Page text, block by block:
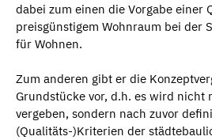
dabei zum einen die Vorgabe einer
preisgünstigem Wohnraum bei der
für Wohnen.
Zum anderen gibt er die
Grundstücke vor, d.h. es wird nicht
vergeben, sondern nach zuvor
(Qualitäts-)Kriterien der